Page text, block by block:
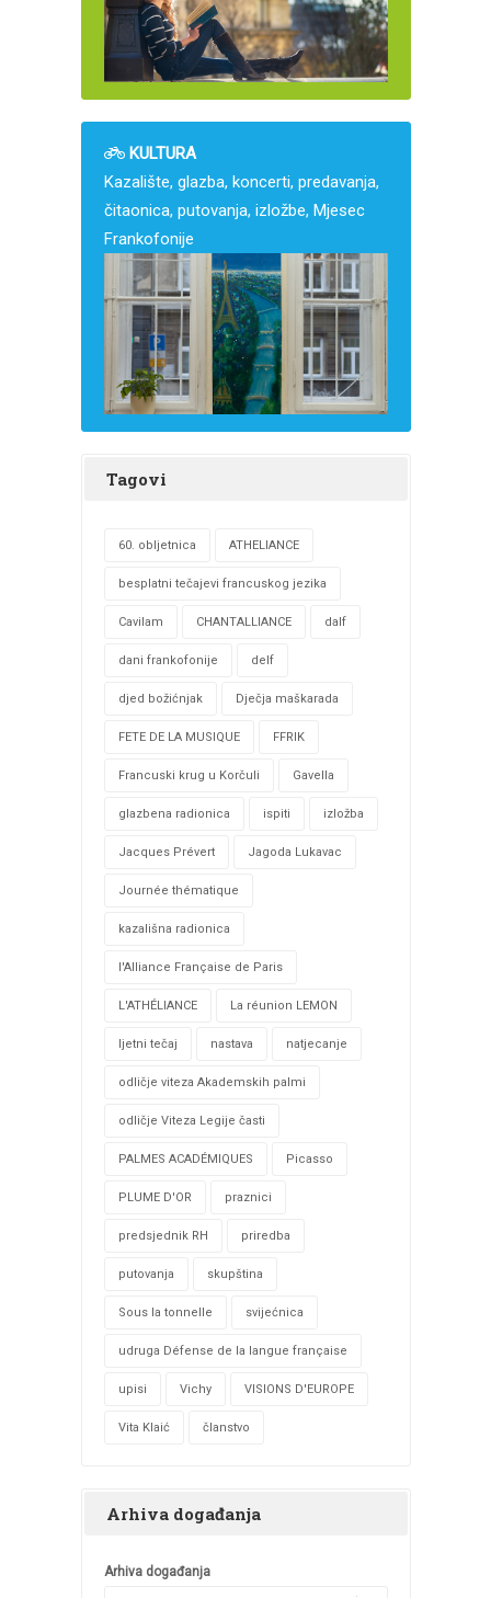
KULTURA
Kazalište, glazba, koncerti, predavanja,
čitaonica, putovanja, izložbe, Mjesec
Frankofonije
Tagovi
60. obljetnica ATHELIANCE
besplatni tečajevi francuskog jezika
Cavilam CHANTALLIANCE dalf
dani frankofonije delf
djed božićnjak Dječja maškarada
FETE DE LA MUSIQUE FFRIK
Francuski krug u Korčuli Gavella
glazbena radionica ispiti izložba
Jacques Prévert Jagoda Lukavac
Journée thématique
kazališna radionica
l'Alliance Française de Paris
L'ATHÉLIANCE La réunion LEMON
ljetni tečaj nastava natjecanje
odličje viteza Akademskih palmi
odličje Viteza Legije časti
PALMES ACADÉMIQUES Picasso
PLUME D'OR praznici
predsjednik RH priredba
putovanja skupština
Sous la tonnelle svijećnica
udruga Défense de la langue française
upisi Vichy VISIONS D'EUROPE
Vita Klaić članstvo
Arhiva događanja
Arhiva događanja